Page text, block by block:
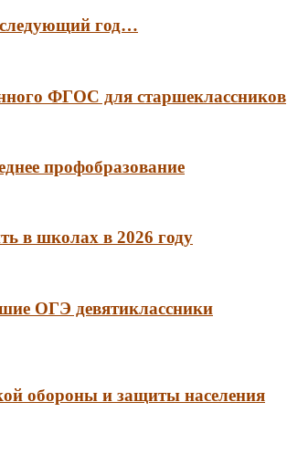
год…
ФГОС для старшеклассников
профобразование
в школах в 2026 году
ОГЭ девятиклассники
обороны и защиты населения